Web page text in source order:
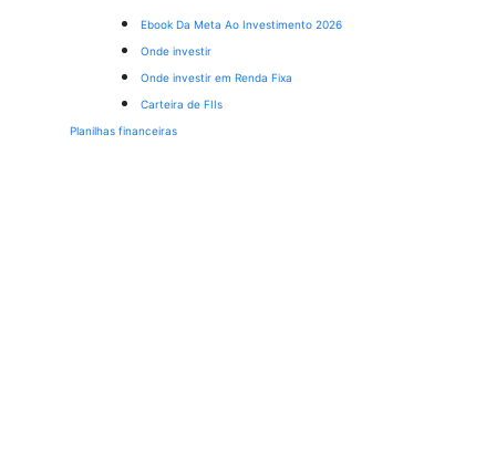
Ebook Da Meta Ao Investimento 2026
Onde investir
Onde investir em Renda Fixa
Carteira de FIIs
Planilhas financeiras